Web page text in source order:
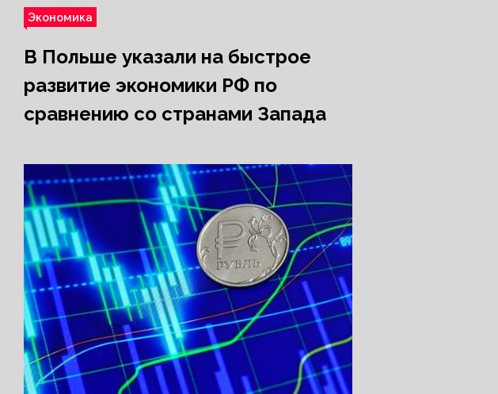
Экономика
В Польше указали на быстрое
развитие экономики РФ по
сравнению со странами Запада